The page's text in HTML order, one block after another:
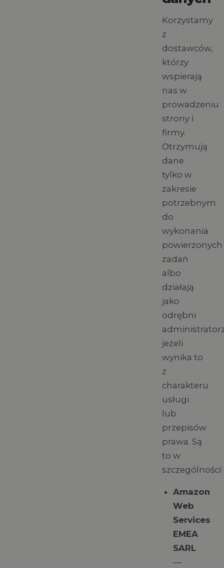
Korzystamy
z
dostawców,
którzy
wspierają
nas w
prowadzeniu
strony i
firmy.
Otrzymują
dane
tylko w
zakresie
potrzebnym
do
wykonania
powierzonych
zadań
albo
działają
jako
odrębni
jeżeli
wynika to
z
charakteru
usługi
lub
przepisów
prawa. Są
to w
szczególności:
Amazon
Web
Services
EMEA
SARL
—